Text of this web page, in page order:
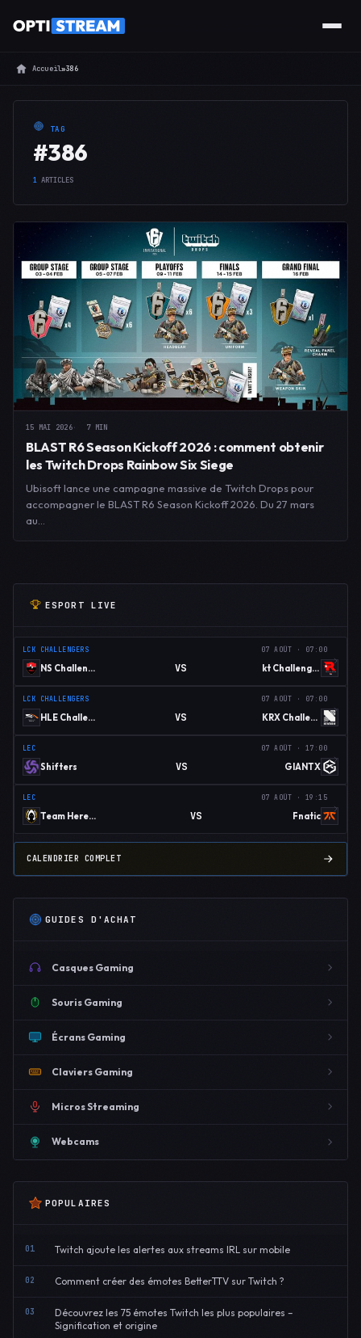
Accueil»386
TAG
#386
1 ARTICLES
15 MAI 2026 7 MIN
BLAST R6 Season Kickoff 2026 : comment obtenir
les Twitch Drops Rainbow Six Siege
Ubisoft lance une campagne massive de Twitch Drops pour
accompagner le BLAST R6 Season Kickoff 2026. Du 27 mars
au…
ESPORT LIVE
LCK CHALLENGERS 07 AOÛT · 07:00
NS Challengers VS kt Challengers
LCK CHALLENGERS 07 AOÛT · 07:00
HLE Challengers VS KRX Challengers
LEC 07 AOÛT · 17:00
Shifters VS GIANTX
LEC 07 AOÛT · 19:15
Team Heretics VS Fnatic
CALENDRIER COMPLET
GUIDES D'ACHAT
Casques Gaming
Souris Gaming
Écrans Gaming
Claviers Gaming
Micros Streaming
Webcams
POPULAIRES
01 Twitch ajoute les alertes aux streams IRL sur mobile
02 Comment créer des émotes BetterTTV sur Twitch ?
03
Découvrez les 75 émotes Twitch les plus populaires –
Signification et origine